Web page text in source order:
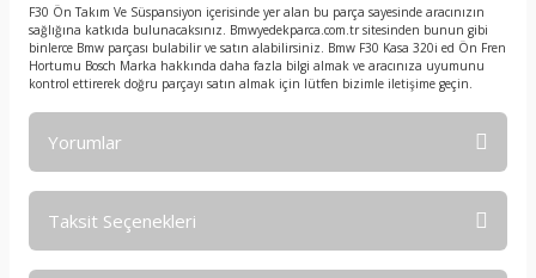
F30 Ön Takım Ve Süspansiyon içerisinde yer alan bu parça sayesinde aracınızın
sağlığına katkıda bulunacaksınız. Bmwyedekparca.com.tr sitesinden bunun gibi
binlerce Bmw parçası bulabilir ve satın alabilirsiniz. Bmw F30 Kasa 320i ed Ön Fren
Hortumu Bosch Marka hakkında daha fazla bilgi almak ve aracınıza uyumunu
kontrol ettirerek doğru parçayı satın almak için lütfen bizimle iletişime geçin.
Yorumlar
Taksit Seçenekleri